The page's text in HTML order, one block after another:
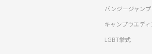
バンジージャン
キャンプウエディ
LGBT挙式